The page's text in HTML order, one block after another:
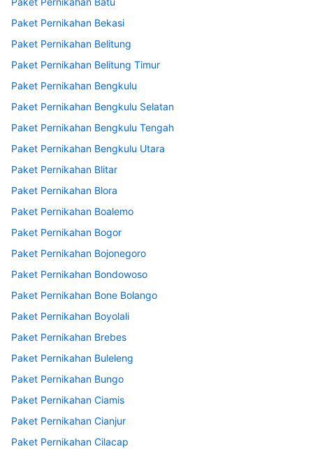
Paket Pernikahan Bekasi
Paket Pernikahan Belitung
Paket Pernikahan Belitung Timur
Paket Pernikahan Bengkulu
Paket Pernikahan Bengkulu Selatan
Paket Pernikahan Bengkulu Tengah
Paket Pernikahan Bengkulu Utara
Paket Pernikahan Blitar
Paket Pernikahan Blora
Paket Pernikahan Boalemo
Paket Pernikahan Bogor
Paket Pernikahan Bojonegoro
Paket Pernikahan Bondowoso
Paket Pernikahan Bone Bolango
Paket Pernikahan Boyolali
Paket Pernikahan Brebes
Paket Pernikahan Buleleng
Paket Pernikahan Bungo
Paket Pernikahan Ciamis
Paket Pernikahan Cianjur
Paket Pernikahan Cilacap